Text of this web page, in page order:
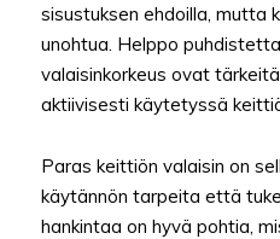
sisustuksen ehdoilla, mutta
unohtua. Helppo
valaisinkorkeus ovat
aktiivisesti käytetyssä
Paras keittiön valaisin on
käytännön tarpeita että
hankintaa on hyvä pohtia,